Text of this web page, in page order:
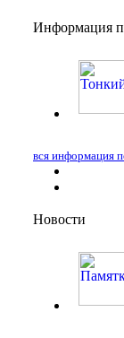
Информация
вся информация
Новости